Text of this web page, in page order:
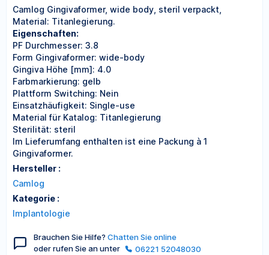
Camlog Gingivaformer, wide body, steril verpackt,
Material: Titanlegierung.
Eigenschaften:
PF Durchmesser: 3.8
Form Gingivaformer: wide-body
Gingiva Höhe [mm]: 4.0
Farbmarkierung: gelb
Plattform Switching: Nein
Einsatzhäufigkeit: Single-use
Material für Katalog: Titanlegierung
Sterilität: steril
Im Lieferumfang enthalten ist eine Packung à 1
Gingivaformer.
Hersteller :
Camlog
Kategorie :
Implantologie
Brauchen Sie Hilfe? Chatten Sie online
oder rufen Sie an unter
06221 52048030